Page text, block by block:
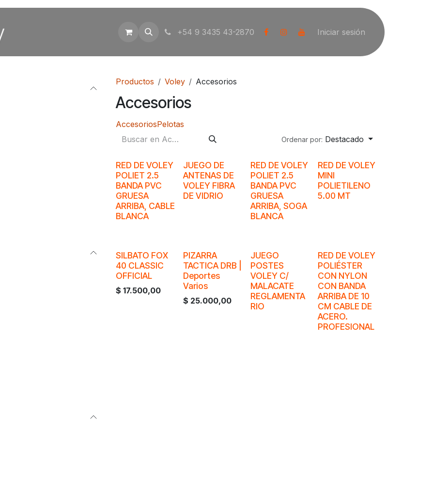
Contáctenos +54 9 3435 43-2870 Iniciar sesión
Productos Voley Accesorios
Accesorios
AccesoriosPelotas
Ordenar por: Destacado
RED DE VOLEY
POLIET 2.5
BANDA PVC
GRUESA
ARRIBA, CABLE
BLANCA
JUEGO DE
ANTENAS DE
VOLEY FIBRA
DE VIDRIO
RED DE VOLEY
POLIET 2.5
BANDA PVC
GRUESA
ARRIBA, SOGA
BLANCA
RED DE VOLEY
MINI
POLIETILENO
5.00 MT
SILBATO FOX
40 CLASSIC
OFFICIAL
$ 17.500,00
PIZARRA
TACTICA DRB |
Deportes
Varios
$ 25.000,00
JUEGO
POSTES
VOLEY C/
MALACATE
REGLAMENTA
RIO
RED DE VOLEY
POLIÉSTER
CON NYLON
CON BANDA
ARRIBA DE 10
CM CABLE DE
ACERO.
PROFESIONAL